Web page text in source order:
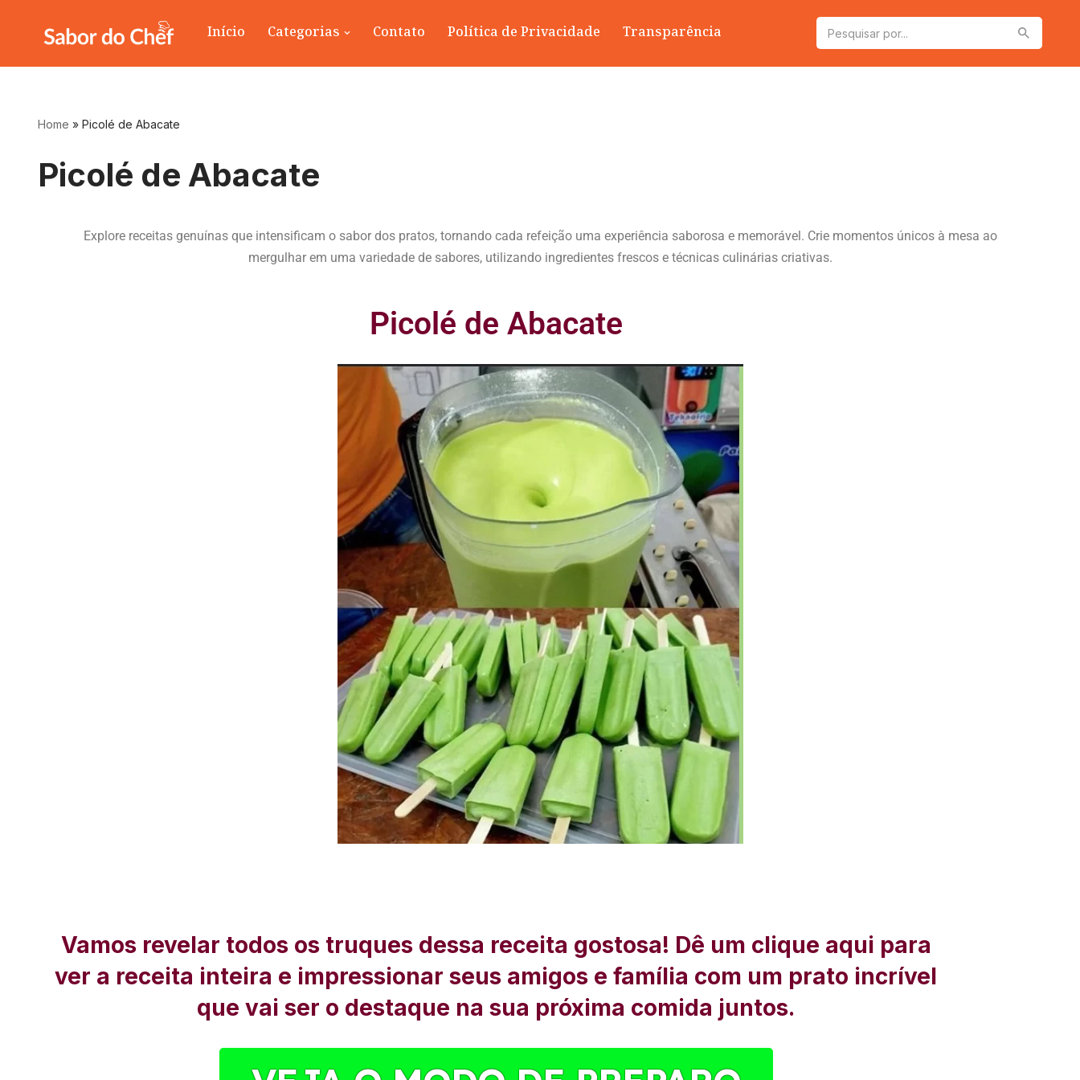
Pular
para
Início Categorias Contato Política de Privacidade Transparência
Home » Picolé de Abacate
Picolé de Abacate
Explore receitas genuínas que intensificam o sabor dos pratos, tornando cada refeição uma experiência saborosa e memorável. Crie momentos únicos à mesa ao
mergulhar em uma variedade de sabores, utilizando ingredientes frescos e técnicas culinárias criativas.
Picolé de Abacate
Vamos revelar todos os truques dessa receita gostosa! Dê um clique aqui para
ver a receita inteira e impressionar seus amigos e família com um prato incrível
que vai ser o destaque na sua próxima comida juntos.